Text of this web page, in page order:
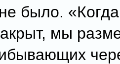
было.
мы